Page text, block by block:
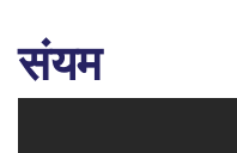
संयम